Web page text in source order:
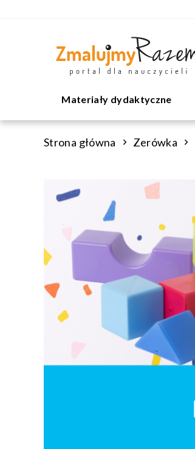
Materiały dydaktyczne
Strona główna Zerówka